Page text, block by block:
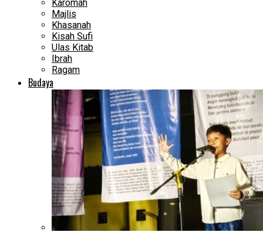
Karomah
Majlis
Khasanah
Kisah Sufi
Ulas Kitab
Ibrah
Ragam
Budaya